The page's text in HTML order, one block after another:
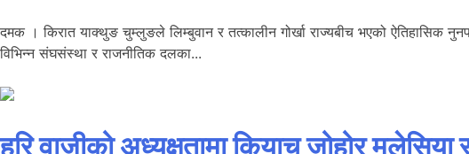
दमक । किरात याक्थुङ चुम्लुङले लिम्बुवान र तत्कालीन गोर्खा राज्यबीच भएको ऐतिहासिक
विभिन्न संघसंस्था र राजनीतिक दलका...
हरि वाजीको अध्यक्षतामा कियाचु जोहोर